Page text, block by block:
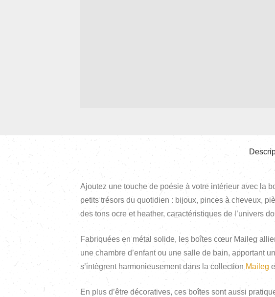
Ajoutez une touche de poésie à votre intérieur avec la
petits trésors du quotidien : bijoux, pinces à cheveux,
des tons ocre et heather, caractéristiques de l’univers
Fabriquées en métal solide, les boîtes cœur Maileg
une chambre d’enfant ou une salle de bain, apportant
s’intègrent harmonieusement dans la collection Maileg
En plus d’être décoratives, ces boîtes sont aussi